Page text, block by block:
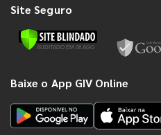
Site Seguro
Baixe o App GIV Online